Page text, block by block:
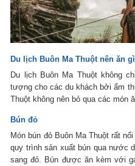
Du lịch Buôn Ma Thuột nên ăn
Du lịch Buôn Ma Thuột không
tượng cho các du khách bởi ẩm
Thuột không nên bỏ qua các món
Bún đỏ
Món bún đỏ Buôn Ma Thuột rất
quy trình sản xuất bún qua nước
sang đỏ. Bún được ăn kèm với